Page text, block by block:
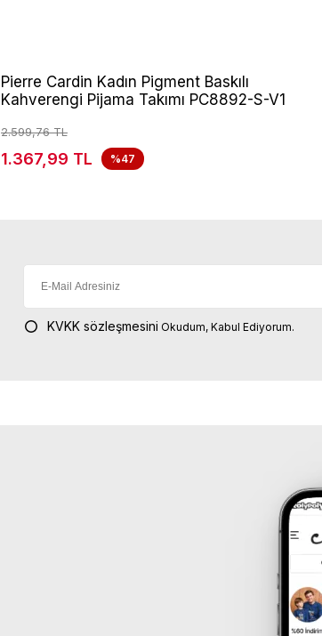
Pierre Cardin Kadın Pigment Baskılı
Kahverengi Pijama Takımı PC8892-S-V1
2.599,76 TL
1.367,99 TL %47
KVKK sözleşmesini Okudum, Kabul Ediyorum.